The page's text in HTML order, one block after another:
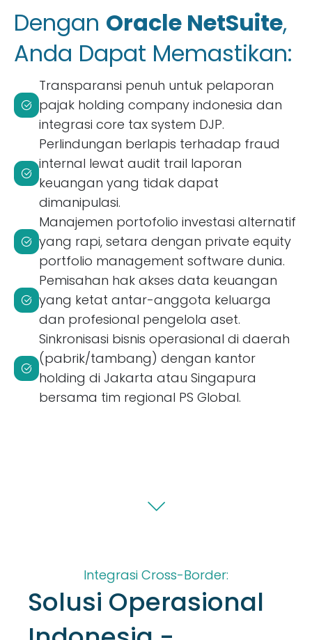
Dengan Oracle NetSuite,
Anda Dapat Memastikan:
Transparansi penuh untuk pelaporan
pajak holding company indonesia dan
integrasi core tax system DJP.
Perlindungan berlapis terhadap fraud
internal lewat audit trail laporan
keuangan yang tidak dapat
dimanipulasi.
Manajemen portofolio investasi alternatif
yang rapi, setara dengan private equity
portfolio management software dunia.
Pemisahan hak akses data keuangan
yang ketat antar-anggota keluarga
dan profesional pengelola aset.
Sinkronisasi bisnis operasional di daerah
(pabrik/tambang) dengan kantor
holding di Jakarta atau Singapura
bersama tim regional PS Global.
Integrasi Cross-Border:
Solusi Operasional